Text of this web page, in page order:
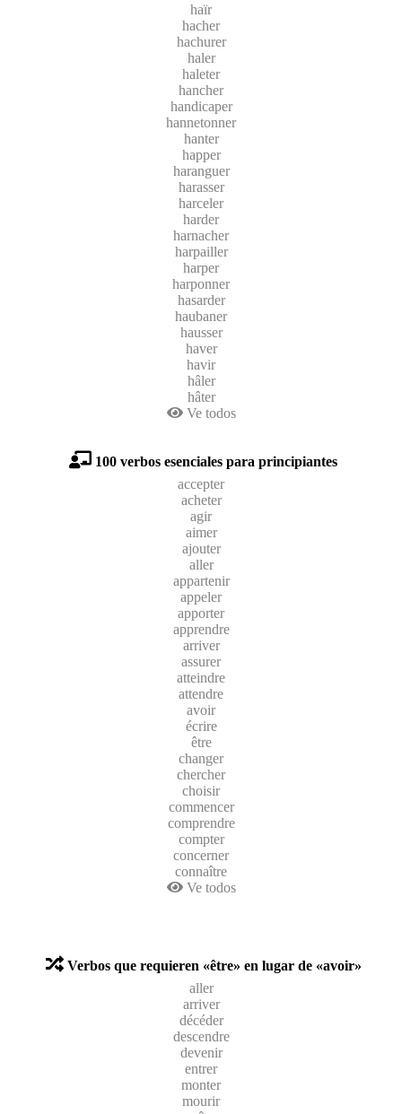
haïr
hacher
hachurer
haler
haleter
hancher
handicaper
hannetonner
hanter
happer
haranguer
harasser
harceler
harder
harnacher
harpailler
harper
harponner
hasarder
haubaner
hausser
haver
havir
hâler
hâter
Ve todos
100 verbos esenciales para principiantes
accepter
acheter
agir
aimer
ajouter
aller
appartenir
appeler
apporter
apprendre
arriver
assurer
atteindre
attendre
avoir
écrire
être
changer
chercher
choisir
commencer
comprendre
compter
concerner
connaître
Ve todos
Verbos que requieren «être» en lugar de «avoir»
aller
arriver
décéder
descendre
devenir
entrer
monter
mourir